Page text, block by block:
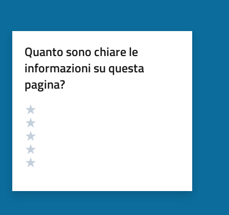
Quanto sono chiare le
informazioni su questa
pagina?
Valutazione